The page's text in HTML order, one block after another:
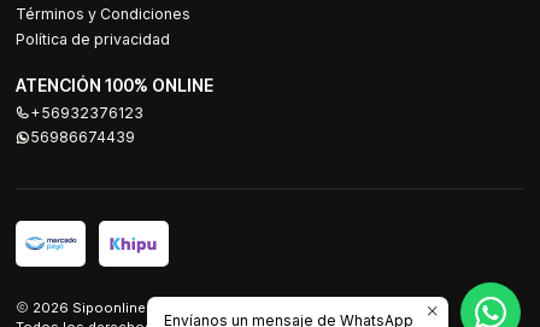
Términos y Condiciones
Política de privacidad
ATENCIÓN 100% ONLINE
+56932376123
56986674439
2026 Sipoonline.
Envíanos un mensaje de WhatsApp